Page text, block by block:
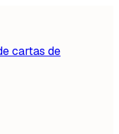
cartas de